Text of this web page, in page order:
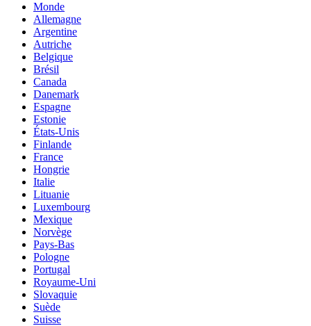
Monde
Allemagne
Argentine
Autriche
Belgique
Brésil
Canada
Danemark
Espagne
Estonie
États-Unis
Finlande
France
Hongrie
Italie
Lituanie
Luxembourg
Mexique
Norvège
Pays-Bas
Pologne
Portugal
Royaume-Uni
Slovaquie
Suède
Suisse